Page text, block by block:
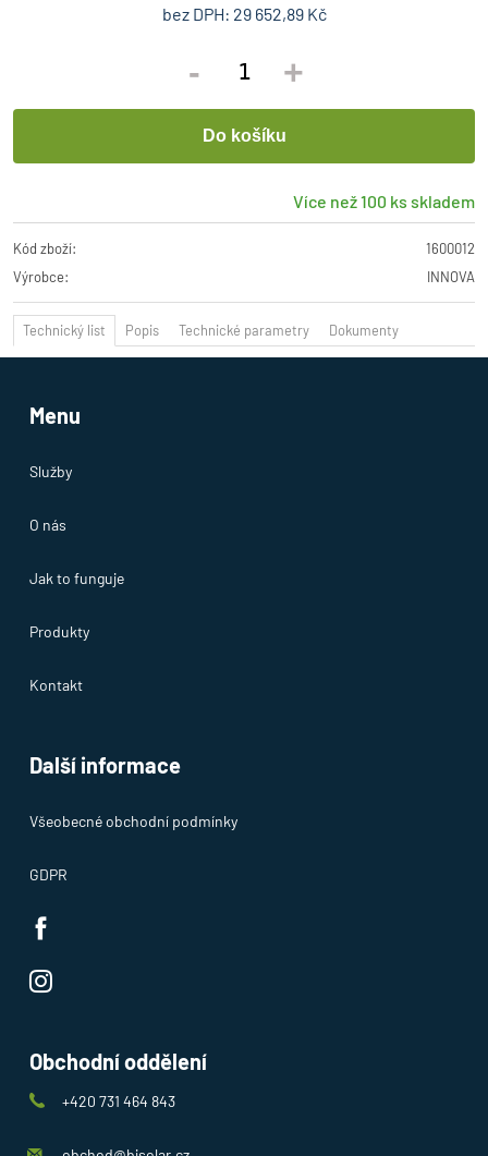
nízkých venkovních teplotách až -30°C, - 7 rychlostí ventilátoru, - 2-
bez DPH: 29 652,89 Kč
- +
Více než 100 ks skladem
Kód zboží:
1600012
Výrobce:
INNOVA
Technický list Popis Technické parametry Dokumenty
Menu
Služby
O nás
Jak to funguje
Produkty
Kontakt
Další informace
Všeobecné obchodní podmínky
GDPR
Obchodní oddělení
+420 731 464 843